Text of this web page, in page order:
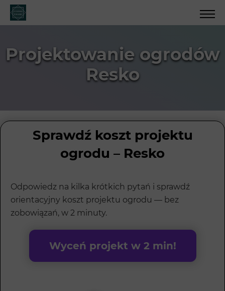
Projektowanie ogrodów
Resko
Sprawdź koszt projektu
ogrodu – Resko
Odpowiedz na kilka krótkich pytań i sprawdź
orientacyjny koszt projektu ogrodu — bez
zobowiązań, w 2 minuty.
Wyceń projekt w 2 min!